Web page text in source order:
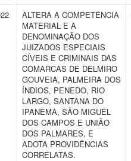
ALTERA A COMPETÊNCIA
MATERIAL E A
DENOMINAÇÃO DOS
JUIZADOS ESPECIAIS
CÍVEIS E CRIMINAIS DAS
COMARCAS DE DELMIRO
GOUVEIA, PALMEIRA DOS
ÍNDIOS, PENEDO, RIO
LARGO, SANTANA DO
IPANEMA, SÃO MIGUEL
DOS CAMPOS E UNIÃO
DOS PALMARES, E
ADOTA PROVIDÊNCIAS
CORRELATAS.